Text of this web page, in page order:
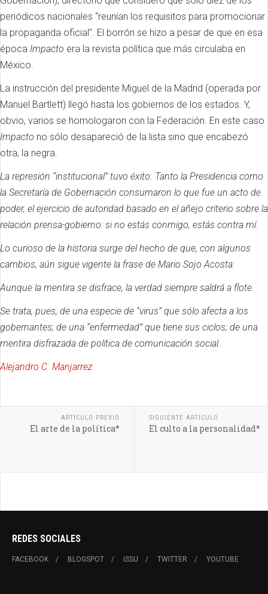
periódicos nacionales “reunían los requisitos para promocionar
la propaganda oficial”. El borrón se hizo a pesar de que en esa
época Impacto era la revista política que más circulaba en
México.
La instrucción del presidente Miguel de la Madrid (operada por
Manuel Bartlett) llegó hasta los gobiernos de los estados. Y,
obvio, varios se homologaron con la Federación. En este caso
Impacto no sólo desapareció de la lista sino que encabezó
otra, la negra.
La represión “institucional” tuvo éxito. Tanto la Presidencia como
la Secretaría de Gobernación consumaron lo que fue un acto de
poder, el ejercicio de autoridad basado en el añejo criterio sobre la
relación prensa-gobierno: si no estás conmigo, estás contra mí.
Lo curioso de la historia surge del hecho de que, con algunos
cambios, aún sigue vigente la frase de Mario Sojo Acosta:
Aunque la mentira se disfrace, la verdad siempre saldrá a flote.
Se trata, pues, de una especie de “virus” que sólo afecta a los
gobernantes; de una “enfermedad” que tiene sus ciclos; de una
mentira disfrazada de política de comunicación social.
Alejandro C. Manjarrez
ARTÍCULO PREVIO
El arte de la política*
SIGUIENTE ARTÍCULO
El culto a la personalidad*
REDES SOCIALES
FACEBOOK BLOGSPOT ISSU TWITTER YOUTUBE